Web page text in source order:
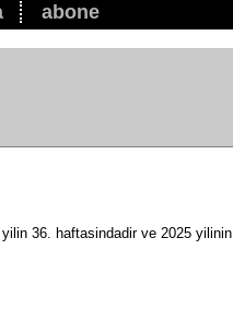
abone
36. haftasindadir ve 2025 yilinin